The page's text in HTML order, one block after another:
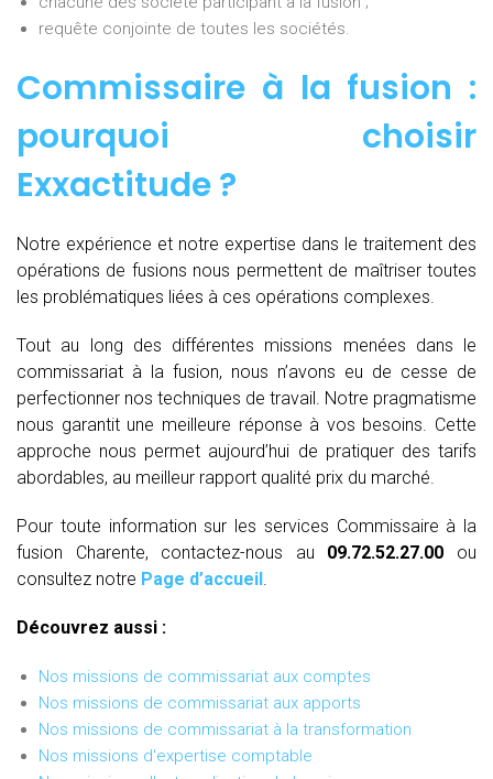
requête conjointe de toutes les sociétés.
Commissaire à la fusion :
pourquoi choisir
Exxactitude ?
Notre expérience et notre expertise dans le traitement des
opérations de fusions nous permettent de maîtriser toutes
les problématiques liées à ces opérations complexes.
Tout au long des différentes missions menées dans le
commissariat à la fusion, nous n’avons eu de cesse de
perfectionner nos techniques de travail. Notre pragmatisme
nous garantit une meilleure réponse à vos besoins. Cette
approche nous permet aujourd’hui de pratiquer des tarifs
abordables, au meilleur rapport qualité prix du marché.
Pour toute information sur les services Commissaire à la
fusion Charente, contactez-nous au 09.72.52.27.00 ou
consultez notre Page d’accueil
Découvrez aussi :
Nos missions de commissariat aux comptes
Nos missions de commissariat aux apports
Nos missions de commissariat à la transformation
Nos missions d'expertise comptable